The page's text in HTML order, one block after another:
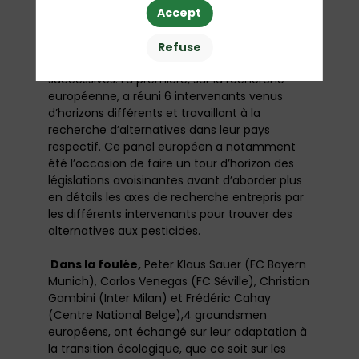
aux problématiques de recrutement.
Le premier après-midiétait consacré au
successives. La première, sur la recherche
européenne, a réuni 6 intervenants venus
d’horizons différents et travaillant à la
recherche d’alternatives dans leur pays
respectif. Ce panel européen a notamment
été l’occasion de faire un tour d’horizon des
législations avoisinantes avant d’aborder plus
en détails les axes de recherche entrepris par
les différents intervenants pour trouver des
alternatives aux pesticides.
Dans la foulée, Peter Klaus Sauer (FC Bayern
Munich), Carlos Venegas (FC Séville), Christian
Gambini (Inter Milan) et Frédéric Cahay
(Centre National Belge),4 groundsmen
européens, ont échangé sur leur adaptation à
la transition écologique, que ce soit sur les
Accept
Refuse